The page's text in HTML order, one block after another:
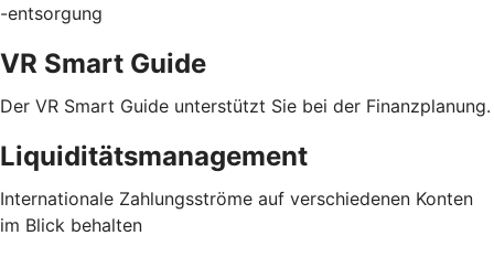
-entsorgung
VR Smart Guide
Der VR Smart Guide unterstützt Sie bei der Finanzplanung.
Liquiditätsmanagement
Internationale Zahlungsströme auf verschiedenen Konten
im Blick behalten